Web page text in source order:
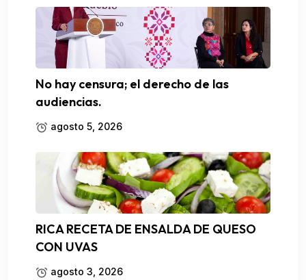
No hay censura; el derecho de las
audiencias.
agosto 5, 2026
RICA RECETA DE ENSALDA DE QUESO
CON UVAS
agosto 3, 2026